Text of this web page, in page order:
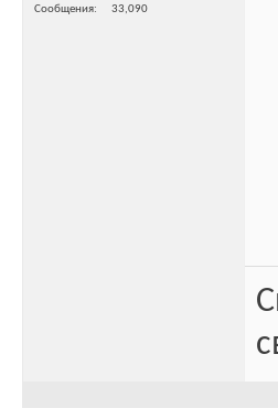
Сообщения
33,090